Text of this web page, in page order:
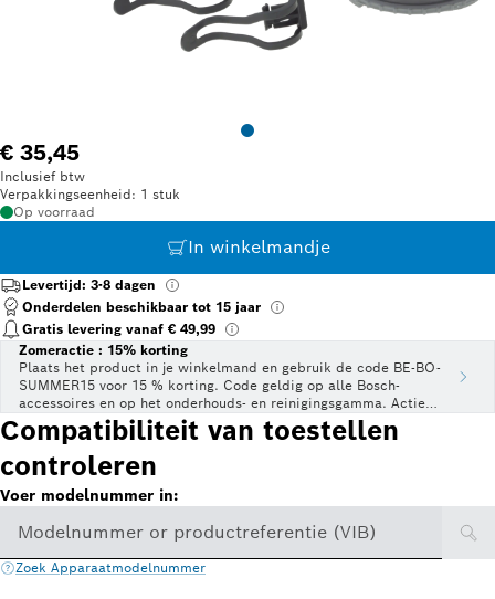
€ 35,45
Inclusief btw
Verpakkingseenheid: 1 stuk
Op voorraad
In winkelmandje
Levertijd: 3-8 dagen
Onderdelen beschikbaar tot 15 jaar
Gratis levering vanaf € 49,99
Zomeractie : 15% korting
Plaats het product in je winkelmand en gebruik de code BE-BO-
SUMMER15 voor 15 % korting. Code geldig op alle Bosch-
accessoires en op het onderhouds- en reinigingsgamma. Actie
geldig t.e.m. 31 juli 2026.
Compatibiliteit van toestellen
controleren
Voer modelnummer in:
Modelnummer or productreferentie (VIB)
Zoek Apparaatmodelnummer